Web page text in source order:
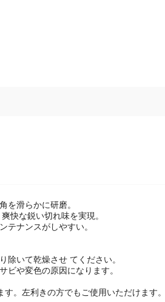
を滑らかに研磨。
快な鋭い切れ味を実現。
テナンスがしやすい。
除いて乾燥させ てください。